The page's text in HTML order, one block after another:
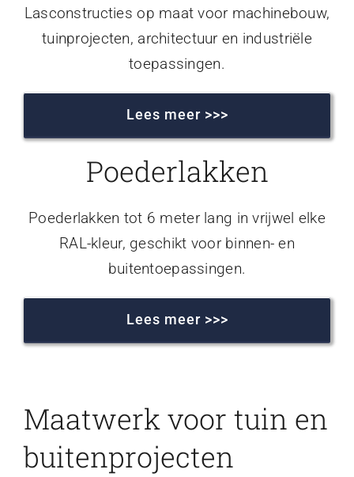
Lasconstructies op maat voor machinebouw,
tuinprojecten, architectuur en industriële
toepassingen.
Lees meer >>>
Poederlakken
Poederlakken tot 6 meter lang in vrijwel elke
RAL-kleur, geschikt voor binnen- en
buitentoepassingen.
Lees meer >>>
Maatwerk voor tuin en
buitenprojecten